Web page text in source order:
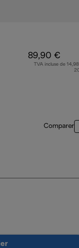
89,90 €
TVA incluse de
Comparer